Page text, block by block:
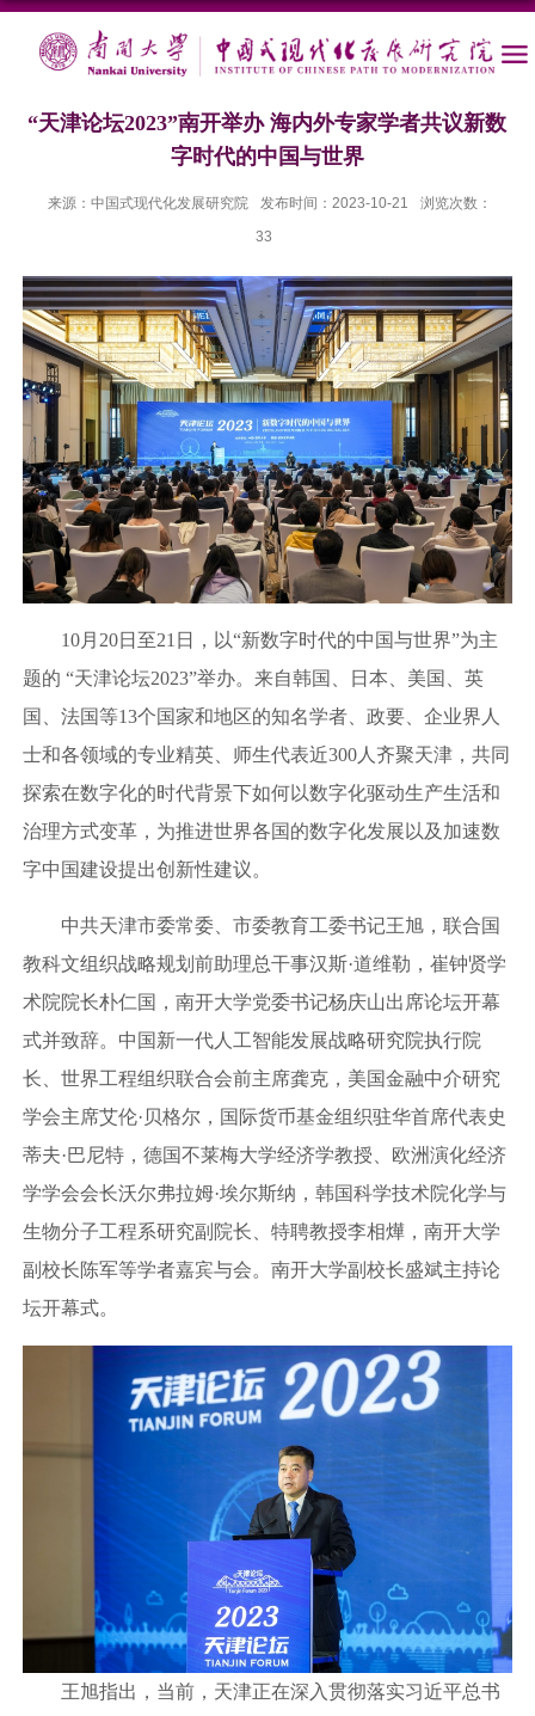
“天津论坛2023”南开举办 海内外专家学者共议新数
字时代的中国与世界
来源：中国式现代化发展研究院 发布时间：2023-10-21
浏览次数：
33
10月20日至21日，以“新数字时代的中国与世界”为主
题的 “天津论坛2023”举办。来自韩国、日本、美国、英
国、法国等13个国家和地区的知名学者、政要、企业界人
士和各领域的专业精英、师生代表近300人齐聚天津，共同
探索在数字化的时代背景下如何以数字化驱动生产生活和
治理方式变革，为推进世界各国的数字化发展以及加速数
字中国建设提出创新性建议。
中共天津市委常委、市委教育工委书记王旭，联合国
教科文组织战略规划前助理总干事汉斯·道维勒，崔钟贤学
术院院长朴仁国，南开大学党委书记杨庆山出席论坛开幕
式并致辞。中国新一代人工智能发展战略研究院执行院
长、世界工程组织联合会前主席龚克，美国金融中介研究
学会主席艾伦·贝格尔，国际货币基金组织驻华首席代表史
蒂夫·巴尼特，德国不莱梅大学经济学教授、欧洲演化经济
学学会会长沃尔弗拉姆·埃尔斯纳，韩国科学技术院化学与
生物分子工程系研究副院长、特聘教授李相燁，南开大学
副校长陈军等学者嘉宾与会。南开大学副校长盛斌主持论
坛开幕式。
王旭指出，当前，天津正在深入贯彻落实习近平总书